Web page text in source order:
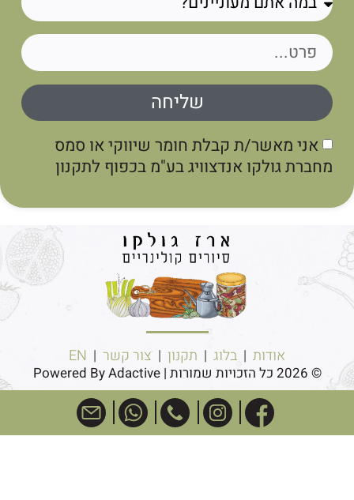
אני מאשר/ת קבלת חומר שיווקי או סמס
גולקו אנדצוויג בע"מ בכפוף לתקנון
שליחה
אודות|בלוג |תקנון|צור קשר|
EN
© 2026 כל הזכויות שמורות | Powered By Adactive